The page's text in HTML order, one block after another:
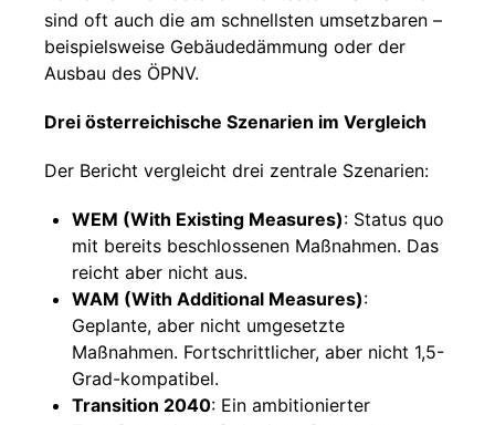
sind oft auch die am schnellsten umsetzbaren –
beispielsweise Gebäudedämmung oder der
Ausbau des ÖPNV.
Drei österreichische Szenarien im Vergleich
Der Bericht vergleicht drei zentrale Szenarien:
WEM (With Existing Measures): Status quo
mit bereits beschlossenen Maßnahmen. Das
reicht aber nicht aus.
WAM (With Additional Measures):
Geplante, aber nicht umgesetzte
Maßnahmen. Fortschrittlicher, aber nicht 1,5-
Grad-kompatibel.
Transition 2040: Ein ambitionierter